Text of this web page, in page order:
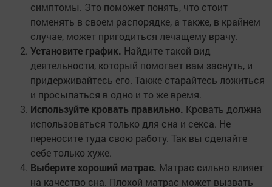
симптомы. Это поможет понять, что стоит
поменять в своем распорядке, а также, в крайнем
случае, может пригодиться лечащему врачу.
Установите график. Найдите такой вид
деятельности, который помогает вам заснуть, и
придерживайтесь его. Также старайтесь ложиться
и просыпаться в одно и то же время.
Используйте кровать правильно. Кровать должна
использоваться только для сна и секса. Не
переносите туда свою работу. Так вы сделайте
себе только хуже.
Выберите хороший матрас. Матрас сильно влияет
на качество сна. Плохой матрас может вызвать